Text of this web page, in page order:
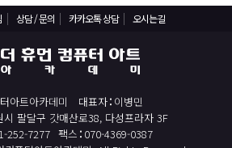
상담 / 문의 카카오톡 상담 오시는길
아트아카데미 대표자 이병민
시 팔달구 갓매산로38, 다성프라자 3F
252-7277 팩스 070-4369-0387
)
취득과정
취득과정